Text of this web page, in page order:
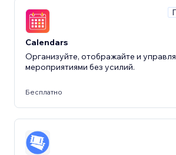
Calendars
Организуйте, отображайте и
мероприятиями без усилий.
Бесплатно